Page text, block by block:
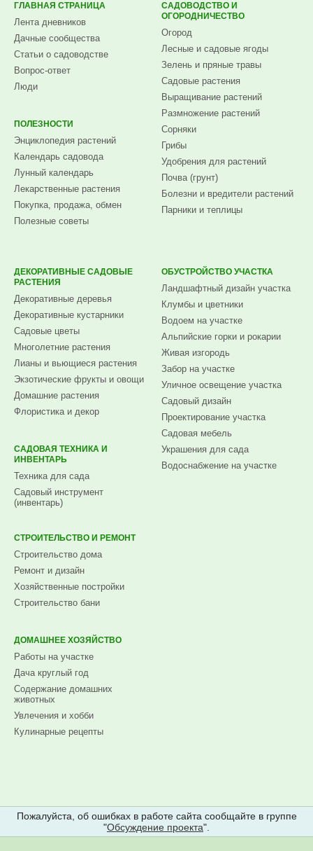
ГЛАВНАЯ СТРАНИЦА
Лента дневников
Дачные сообщества
Статьи о садоводстве
Вопрос-ответ
Люди
ПОЛЕЗНОСТИ
Энциклопедия растений
Календарь садовода
Лунный календарь
Лекарственные растения
Покупка, продажа, обмен
Полезные советы
САДОВОДСТВО И
ОГОРОДНИЧЕСТВО
Огород
Лесные и садовые ягоды
Зелень и пряные травы
Садовые растения
Выращивание растений
Размножение растений
Сорняки
Грибы
Удобрения для растений
Почва (грунт)
Болезни и вредители растений
Парники и теплицы
ДЕКОРАТИВНЫЕ САДОВЫЕ
РАСТЕНИЯ
Декоративные деревья
Декоративные кустарники
Садовые цветы
Многолетние растения
Лианы и вьющиеся растения
Экзотические фрукты и овощи
Домашние растения
Флористика и декор
САДОВАЯ ТЕХНИКА И
ИНВЕНТАРЬ
Техника для сада
Садовый инструмент
(инвентарь)
ОБУСТРОЙСТВО УЧАСТКА
Ландшафтный дизайн участка
Клумбы и цветники
Водоем на участке
Альпийские горки и рокарии
Живая изгородь
Забор на участке
Уличное освещение участка
Садовый дизайн
Проектирование участка
Садовая мебель
Украшения для сада
Водоснабжение на участке
СТРОИТЕЛЬСТВО И РЕМОНТ
Строительство дома
Ремонт и дизайн
Хозяйственные постройки
Строительство бани
ДОМАШНЕЕ ХОЗЯЙСТВО
Работы на участке
Дача круглый год
Содержание домашних
животных
Увлечения и хобби
Кулинарные рецепты
Пожалуйста, об ошибках в работе сайта сообщайте в группе
"Обсуждение проекта".